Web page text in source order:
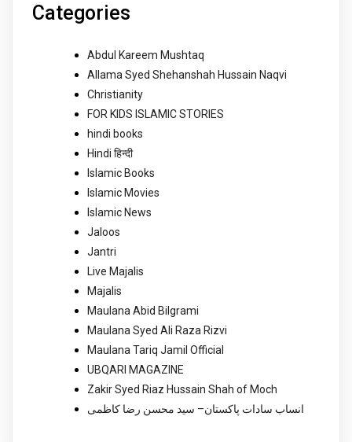
Categories
Abdul Kareem Mushtaq
Allama Syed Shehanshah Hussain Naqvi
Christianity
FOR KIDS ISLAMIC STORIES
hindi books
Hindi हिन्दी
Islamic Books
Islamic Movies
Islamic News
Jaloos
Jantri
Live Majalis
Majalis
Maulana Abid Bilgrami
Maulana Syed Ali Raza Rizvi
Maulana Tariq Jamil Official
UBQARI MAGAZINE
Zakir Syed Riaz Hussain Shah of Moch
انساب سادات پاکستان– سید محسن رضا کاظمی